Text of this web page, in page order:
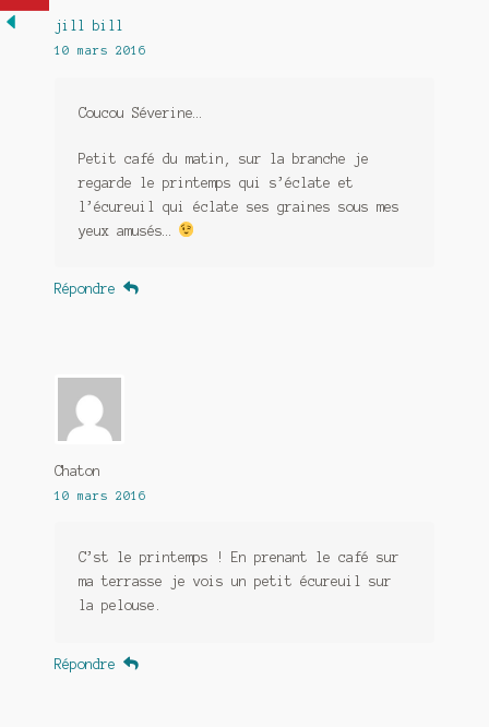
jill bill
10 mars 2016
Coucou Séverine…
Petit café du matin, sur la branche je
regarde le printemps qui s’éclate et
l’écureuil qui éclate ses graines sous mes
yeux amusés…
Répondre
Chaton
10 mars 2016
C’st le printemps ! En prenant le café sur
ma terrasse je vois un petit écureuil sur
la pelouse.
Répondre